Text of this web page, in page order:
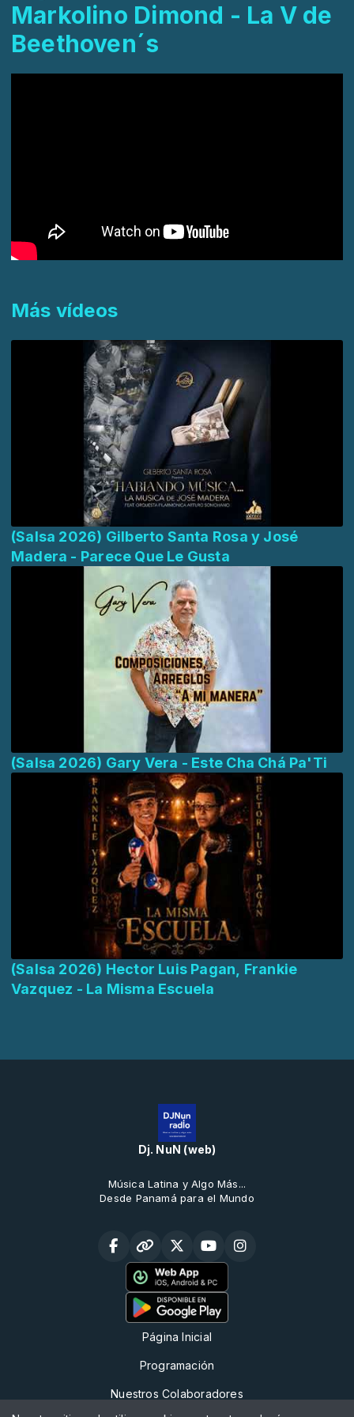
Markolino Dimond - La V de
Beethoven´s
Más vídeos
(Salsa 2026) Gilberto Santa Rosa y José
Madera - Parece Que Le Gusta
(Salsa 2026) Gary Vera - Este Cha Chá Pa'Ti
(Salsa 2026) Hector Luis Pagan, Frankie
Vazquez - La Misma Escuela
Dj. NuN (web)
Música Latina y Algo Más...
Desde Panamá para el Mundo
Página Inicial
Programación
Nuestros Colaboradores